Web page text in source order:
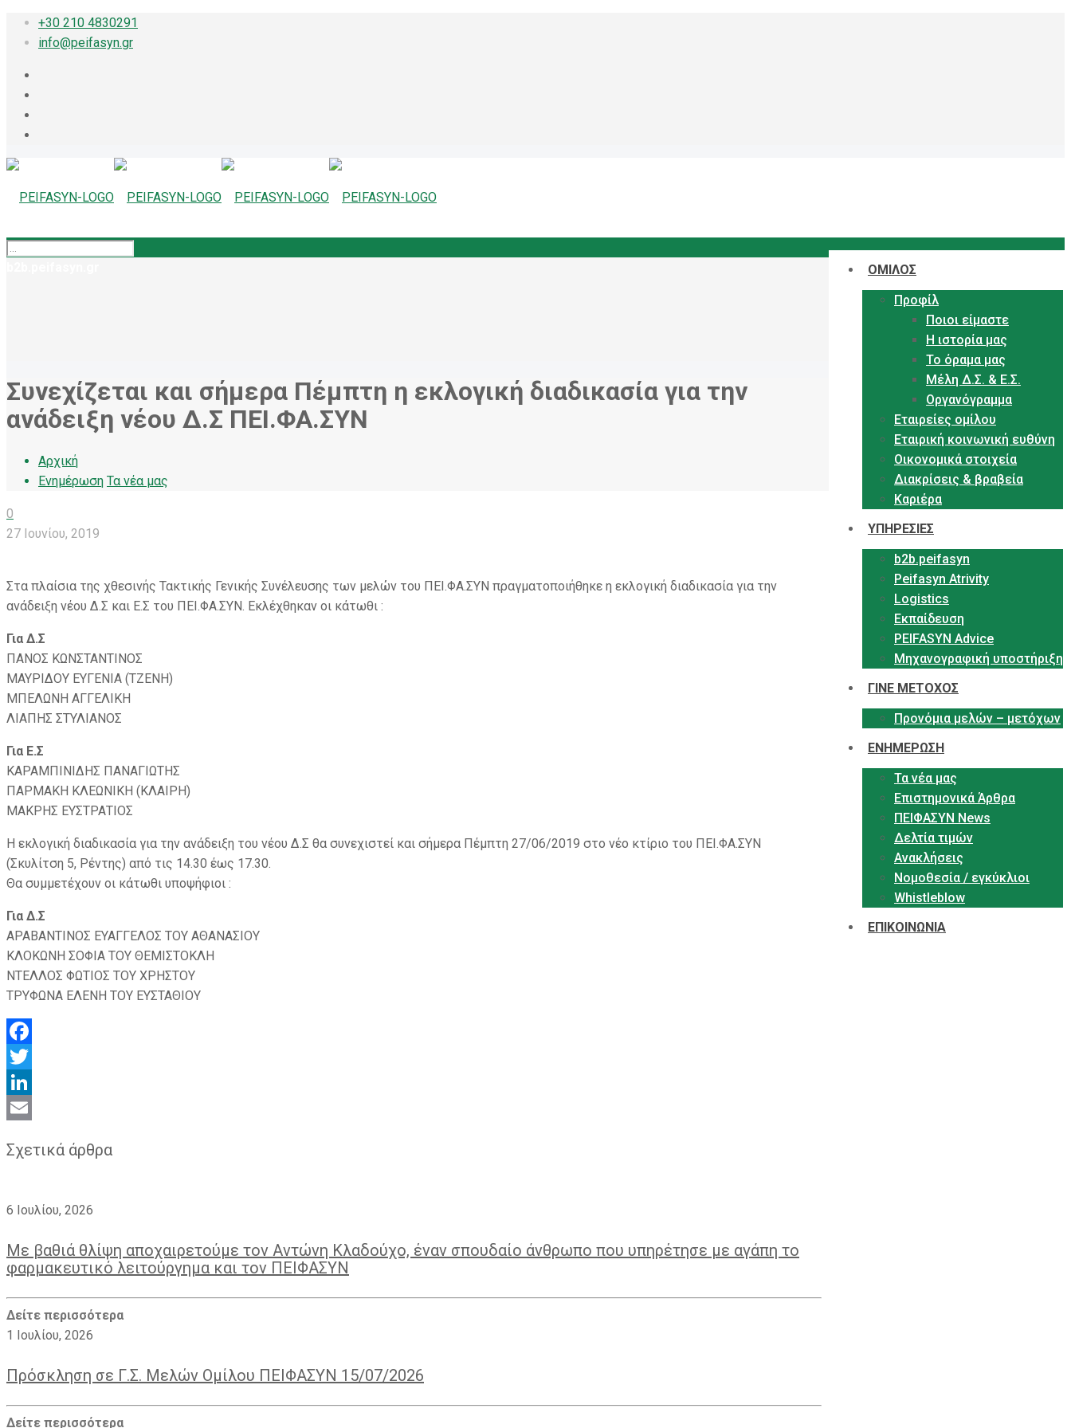
+30 210 4830291
info@peifasyn.gr
ΟΜΙΛΟΣ
Προφίλ
Ποιοι είμαστε
Η ιστορία μας
Το όραμα μας
Μέλη Δ.Σ. & Ε.Σ.
Οργανόγραμμα
Εταιρείες ομίλου
Εταιρική κοινωνική ευθύνη
Οικονομικά στοιχεία
Διακρίσεις & βραβεία
Καριέρα
ΥΠΗΡΕΣΙΕΣ
b2b.peifasyn
Peifasyn Atrivity
Logistics
Εκπαίδευση
PEIFASYN Advice
Μηχανογραφική υποστήριξη
ΓΙΝΕ ΜΕΤΟΧΟΣ
Προνόμια μελών – μετόχων
ΕΝΗΜΕΡΩΣΗ
Τα νέα μας
Επιστημονικά Άρθρα
ΠΕΙΦΑΣΥΝ News
Δελτία τιμών
Ανακλήσεις
Νομοθεσία / εγκύκλιοι
Whistleblow
ΕΠΙΚΟΙΝΩΝΙΑ
Συνεχίζεται και σήμερα Πέμπτη η εκλογική διαδικασία για την
ανάδειξη νέου Δ.Σ ΠΕΙ.ΦΑ.ΣΥΝ
Αρχική
Ενημέρωση Τα νέα μας
0
27 Ιουνίου, 2019
Στα πλαίσια της χθεσινής Τακτικής Γενικής Συνέλευσης των μελών του ΠΕΙ.ΦΑ.ΣΥΝ πραγματοποιήθηκε η εκλογική διαδικασία για την
ανάδειξη νέου Δ.Σ και Ε.Σ του ΠΕΙ.ΦΑ.ΣΥΝ. Εκλέχθηκαν οι κάτωθι :
Για Δ.Σ
ΠΑΝΟΣ ΚΩΝΣΤΑΝΤΙΝΟΣ
ΜΑΥΡΙΔΟΥ ΕΥΓΕΝΙΑ (ΤΖΕΝΗ)
ΜΠΕΛΩΝΗ ΑΓΓΕΛΙΚΗ
ΛΙΑΠΗΣ ΣΤΥΛΙΑΝΟΣ
Για Ε.Σ
ΚΑΡΑΜΠΙΝΙΔΗΣ ΠΑΝΑΓΙΩΤΗΣ
ΠΑΡΜΑΚΗ ΚΛΕΩΝΙΚΗ (ΚΛΑΙΡΗ)
ΜΑΚΡΗΣ ΕΥΣΤΡΑΤΙΟΣ
Η εκλογική διαδικασία για την ανάδειξη του νέου Δ.Σ θα συνεχιστεί και σήμερα Πέμπτη 27/06/2019 στο νέο κτίριο του ΠΕΙ.ΦΑ.ΣΥΝ
(Σκυλίτση 5, Ρέντης) από τις 14.30 έως 17.30.
Θα συμμετέχουν οι κάτωθι υποψήφιοι :
Για Δ.Σ
ΑΡΑΒΑΝΤΙΝΟΣ ΕΥΑΓΓΕΛΟΣ ΤΟΥ ΑΘΑΝΑΣΙΟΥ
ΚΛΟΚΩΝΗ ΣΟΦΙΑ ΤΟΥ ΘΕΜΙΣΤΟΚΛΗ
ΝΤΕΛΛΟΣ ΦΩΤΙΟΣ ΤΟΥ ΧΡΗΣΤΟΥ
ΤΡΥΦΩΝΑ ΕΛΕΝΗ ΤΟΥ ΕΥΣΤΑΘΙΟΥ
Facebook
Twitter
LinkedIn
Σχετικά άρθρα
6 Ιουλίου, 2026
Με βαθιά θλίψη αποχαιρετούμε τον Αντώνη Κλαδούχο, έναν σπουδαίο άνθρωπο που υπηρέτησε με αγάπη το
φαρμακευτικό λειτούργημα και τον ΠΕΙΦΑΣΥΝ
Δείτε περισσότερα
1 Ιουλίου, 2026
Πρόσκληση σε Γ.Σ. Μελών Ομίλου ΠΕΙΦΑΣΥΝ 15/07/2026
Δείτε περισσότερα